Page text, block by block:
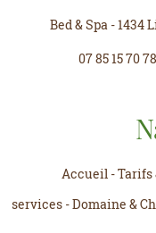
Bed & Spa -1434
07 85 15 70 78
Accueil -Tarifs
services -Domaine &